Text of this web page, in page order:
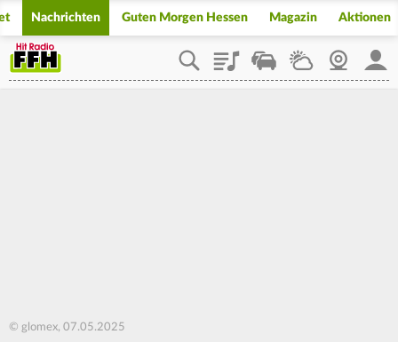
Nachrichten Guten Morgen Hessen Magazin Aktionen
PlaylistStaupilotWetterWebcam
© glomex, 07.05.2025